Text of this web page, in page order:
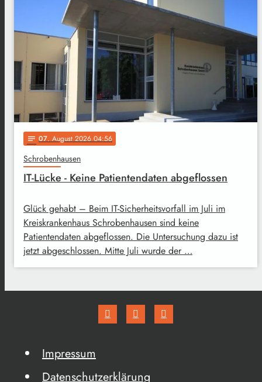
notes 07. August 2026 04:56
Schrobenhausen
IT-Lücke - Keine Patientendaten abgeflossen
Glück gehabt – Beim IT-Sicherheitsvorfall im Juli im
Kreiskrankenhaus Schrobenhausen sind keine
Patientendaten abgeflossen. Die Untersuchung dazu ist
jetzt abgeschlossen. Mitte Juli wurde der …
Impressum
Datenschutzerklärung